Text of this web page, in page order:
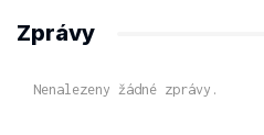
Zprávy
Nenalezeny žádné zprávy.